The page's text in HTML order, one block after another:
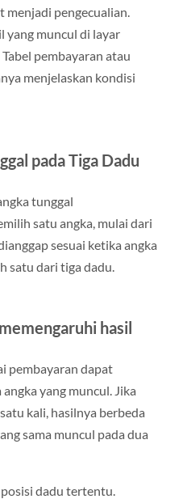
menjadi pengecualian.
yang muncul di layar
pembayaran atau
menjelaskan kondisi
pada Tiga Dadu
tunggal
satu angka, mulai dari
sesuai ketika angka
satu dari tiga dadu.
hasil
pembayaran dapat
yang muncul. Jika
kali, hasilnya berbeda
sama muncul pada dua
dadu tertentu.